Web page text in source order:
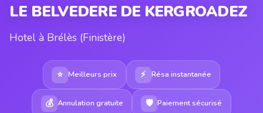
LE BELVEDERE DE KERGROADEZ
Hotel à Brélès (Finistère)
⭐ Meilleurs prix ⚡ Résa instantanée
💰 Annulation gratuite 🛡 Paiement sécurisé